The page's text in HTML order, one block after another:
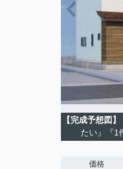
【完成予想図】
たい』『1
価格